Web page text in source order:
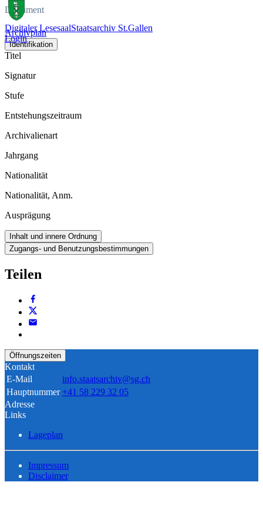
Digitaler LesesaalStaatsarchiv St.Gallen
Login
Dokument
Archivplan
Identifikation
Titel
Signatur
Stufe
Entstehungszeitraum
Archivalienart
Jahrgang
Nationalität
Nationalität, Anm.
Ausprägung
Inhalt und innere Ordnung
Zugangs- und Benutzungsbestimmungen
Teilen
Öffnungszeiten
Kontakt
E-Mail
info.staatsarchiv@sg.ch
Hauptnummer +41 58 229 32 05
Adresse
Links
Lageplan
Impressum
Disclaimer